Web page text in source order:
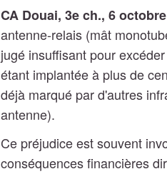
CA Douai, 3e ch., 6
antenne-relais (mât
jugé insuffisant pour
étant implantée à plus de
déjà marqué par d'autres
antenne).
Ce préjudice est souvent
conséquences financières